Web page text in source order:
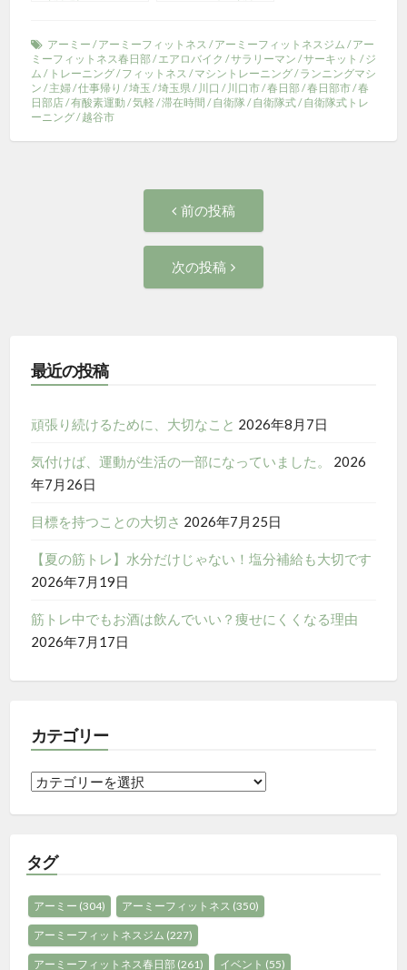
アーミー /アーミーフィットネス /アーミーフィットネスジム /アー
ミーフィットネス春日部/エアロバイク /サラリーマン /サーキット /ジ
ム / トレーニング/フィットネス /マシントレーニング/ランニングマシ
ン /主婦/仕事帰り /埼玉 /埼玉県/ 川口 / 川口市/春日部/春日部市/春
日部店/有酸素運動 /気軽 /滞在時間 /自衛隊 /自衛隊式/自衛隊式トレ
ーニング/越谷市
ゲ
ー
シ
ョ
ン
前の投稿
投
次の投稿
最近の投稿
頑張り続けるために、大切なこと 2026年8月7日
気付けば、運動が生活の一部になっていました。
2026
年7月26日
目標を持つことの大切さ 2026年7月25日
【夏の筋トレ】水分だけじゃない！塩分補給も大切です
2026年7月19日
筋トレ中でもお酒は飲んでいい？痩せにくくなる理由
2026年7月17日
カテゴリー
カ
ー
タグ
アーミー (304) アーミーフィットネス (350)
アーミーフィットネスジム (227)
アーミーフィットネス春日部 (261) イベント (55)